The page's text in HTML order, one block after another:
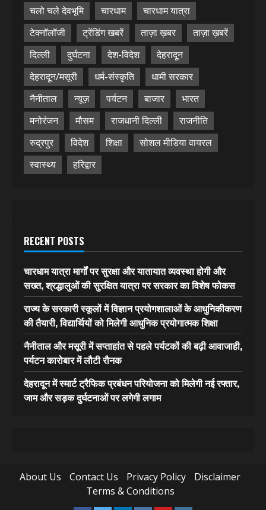
चलो चले देवभूमि
चारधाम
चारधाम यात्रा
टेक्नॉलॉजी
ट्रेंडिंग खबरें ताज़ा ख़बर
ताज़ा ख़बरें
दिल्ली
दुर्घटना देश-विदेश
देहरादून
देहरादून/मसूरी
धर्म-संस्कृति
धामी सरकार
नैनीताल
न्यूज़ पर्यटन बाजार
भारत
मनोरंजन
मौसम राजधानी दिल्ली
राजनीति
रुद्रपुर
विदेश शिक्षा
सोशल मीडिया वायरल
स्वास्थ्य
हरिद्वार
RECENT POSTS
चारधाम यात्रा मार्गों पर सुरक्षा और यातायात व्यवस्था होगी और
सख्त, श्रद्धालुओं की सुरक्षित यात्रा पर सरकार का विशेष फोकस
राज्य के सरकारी स्कूलों में विज्ञान प्रयोगशालाओं के आधुनिकीकरण
की तैयारी, विद्यार्थियों को मिलेगी आधुनिक प्रयोगात्मक शिक्षा
नैनीताल और मसूरी में सप्ताहांत से पहले पर्यटकों की बढ़ी आवाजाही,
पर्यटन कारोबार में लौटी रौनक
देहरादून में स्मार्ट ट्रैफिक प्रबंधन परियोजना को मिलेगी नई रफ्तार,
जाम और सड़क दुर्घटनाओं पर लगेगी लगाम
About Us Contact Us Privacy Policy
Disclaimer
Terms & Conditions